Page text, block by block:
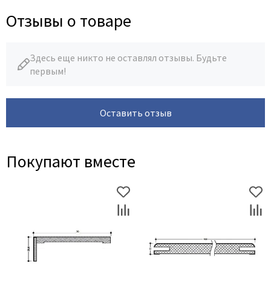
Отзывы о товаре
Здесь еще никто не оставлял отзывы. Будьте
первым!
Оставить отзыв
Покупают вместе